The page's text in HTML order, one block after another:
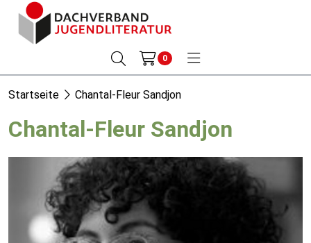
0
Startseite Chantal-Fleur Sandjon
Chantal-Fleur Sandjon